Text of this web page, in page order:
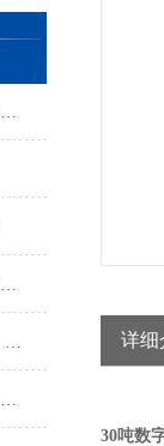
仙桃隔爆称（重庆隔爆台称）秀山隔爆地磅选型注意事项
铁东电子隔爆地磅（铁西电子隔爆钢瓶秤）立山电子隔爆油桶称
和平120T地磅（图们150T吊秤）长海80T汽车衡）康平称重模块维修
如何解决电子地磅秤数字漂移乱跳点
详细
30吨数